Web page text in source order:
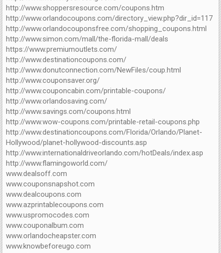
http://www.shoppersresource.com/coupons.htm
http://www.orlandocoupons.com/directory_view.php?dir_id=117
http://www.orlandocouponsfree.com/shopping_coupons.html
http://www.simon.com/mall/the-florida-mall/deals
https://www.premiumoutlets.com/
http://www.destinationcoupons.com/
http://www.donutconnection.com/NewFiles/coup.html
http://www.couponsaver.org/
http://www.couponcabin.com/printable-coupons/
http://www.orlandosaving.com/
http://www.savings.com/coupons.html
http://www.wow-coupons.com/printable-retail-coupons.php
http://www.destinationcoupons.com/Florida/Orlando/Planet-
Hollywood/planet-hollywood-discounts.asp
http://www.internationaldriveorlando.com/hotDeals/index.asp
http://www.flamingoworld.com/
www.dealsoff.com
www.couponsnapshot.com
www.dealcoupons.com
www.azprintablecoupons.com
www.uspromocodes.com
www.couponalbum.com
www.orlandocheapster.com
www.knowbeforeugo.com